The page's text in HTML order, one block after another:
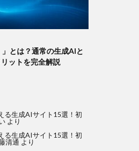
とは？通常の生成AIと
ットを完全解説
る生成AIサイト15選！初
より
る生成AIサイト15選！初
清通 より